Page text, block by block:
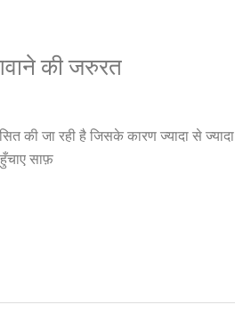
की जरुरत
की जा रही है जिसके कारण ज्यादा से ज्यादा
साफ़